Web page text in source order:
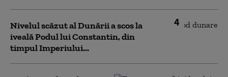
4
Nivelul scăzut al Dunării a scos la
iveală Podul lui Constantin, din
timpul Imperiului...